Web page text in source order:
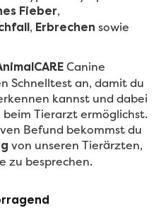
Fieber,
, Erbrechen sowie
Canine
Schnelltest an, damit du
kannst und dabei
Tierarzt ermöglichst.
Befund bekommst du
von unseren Tierärzten,
zu besprechen.